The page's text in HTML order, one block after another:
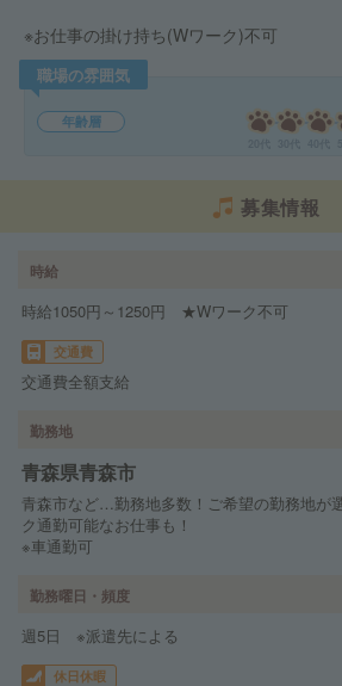
※お仕事の掛け持ち(Wワーク)不可
職場の雰囲気
年齢層
募集情報
時給
時給1050円～1250円 ★Wワーク不可
交通費
交通費全額支給
勤務地
青森県青森市
青森市など…勤務地多数！ご希望の勤務地
ク通勤可能なお仕事も！
※車通勤可
勤務曜日・頻度
週5日 ※派遣先による
休日休暇